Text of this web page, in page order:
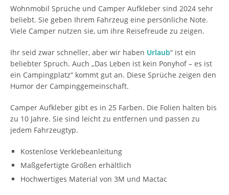
Wohnmobil Sprüche und Camper Aufkleber sind 2024 sehr
beliebt. Sie geben Ihrem Fahrzeug eine persönliche Note.
Viele Camper nutzen sie, um ihre Reisefreude zu zeigen.
Ihr seid zwar schneller, aber wir haben Urlaub“ ist ein
beliebter Spruch. Auch „Das Leben ist kein Ponyhof – es ist
ein Campingplatz“ kommt gut an. Diese Sprüche zeigen den
Humor der Campinggemeinschaft.
Camper Aufkleber gibt es in 25 Farben. Die Folien halten bis
zu 10 Jahre. Sie sind leicht zu entfernen und passen zu
jedem Fahrzeugtyp.
Kostenlose Verklebeanleitung
Maßgefertigte Größen erhältlich
Hochwertiges Material von 3M und Mactac